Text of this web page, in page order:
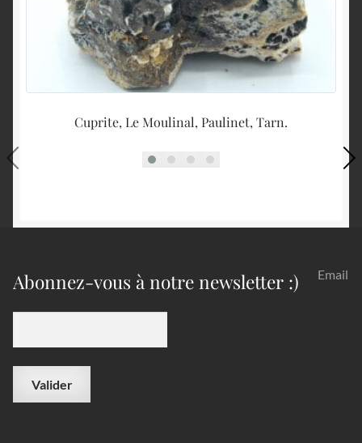
Cuprite, Le Moulinal, Paulinet, Tarn.
Abonnez-vous à notre newsletter :) Email